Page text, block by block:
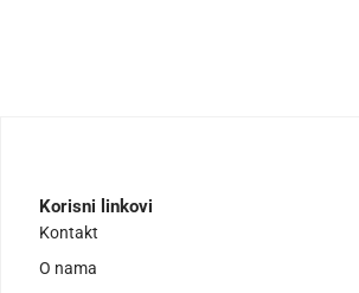
Korisni linkovi
Kontakt
O nama